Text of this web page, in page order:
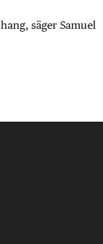
säger Samuel